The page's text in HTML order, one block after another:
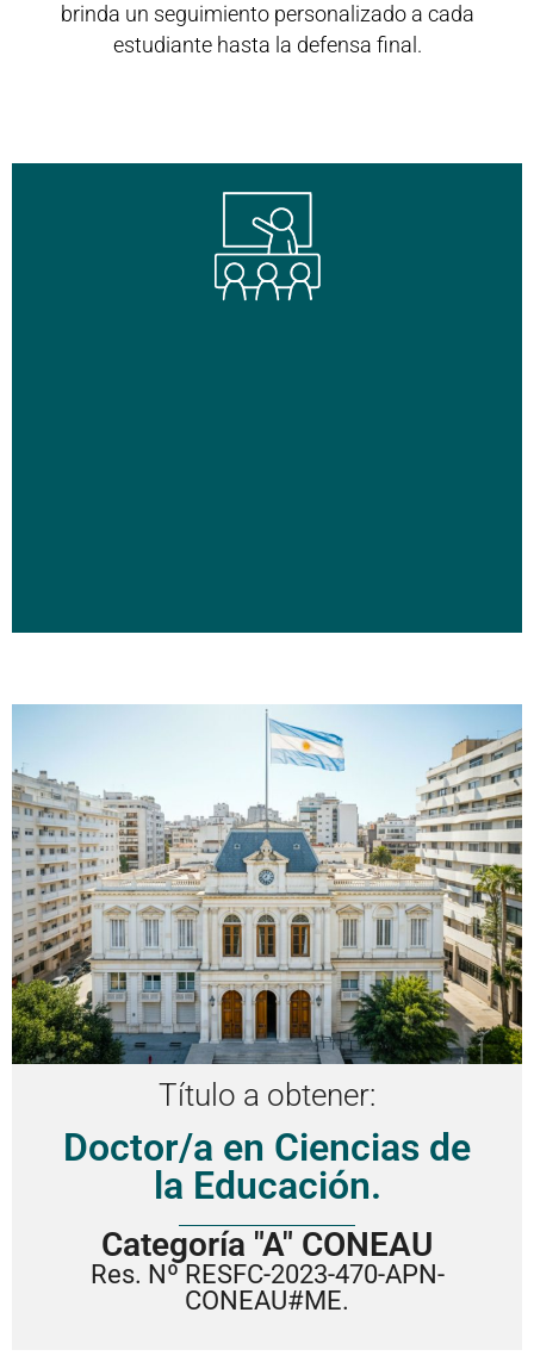
brinda un seguimiento personalizado a cada
estudiante hasta la defensa final.
Título a obtener:
Doctor/a en Ciencias de
la Educación.
Categoría "A" CONEAU
Res. Nº RESFC-2023-470-APN-
CONEAU#ME.